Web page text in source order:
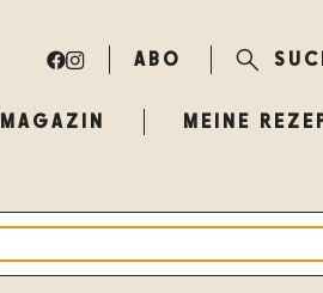
ABO
MAGAZIN MEINE